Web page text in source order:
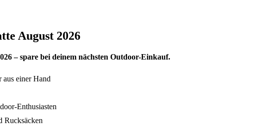
August 2026
– spare bei deinem nächsten Outdoor-Einkauf.
einer Hand
Enthusiasten
Rucksäcken